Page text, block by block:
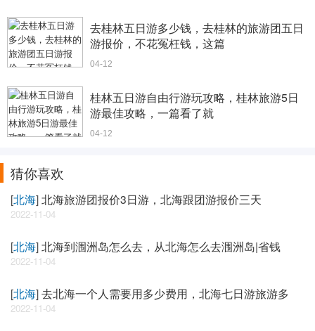
去桂林五日游多少钱，去桂林的旅游团五日
游报价，不花冤枉钱，这篇
04-12
桂林五日游自由行游玩攻略，桂林旅游5日
游最佳攻略，一篇看了就
04-12
猜你喜欢
[北海]北海旅游团报价3日游，北海跟团游报价三天
2022-11-04
[北海]北海到涠洲岛怎么去，从北海怎么去涠洲岛|省钱
2022-11-04
[北海]去北海一个人需要用多少费用，北海七日游旅游多
2022-11-04